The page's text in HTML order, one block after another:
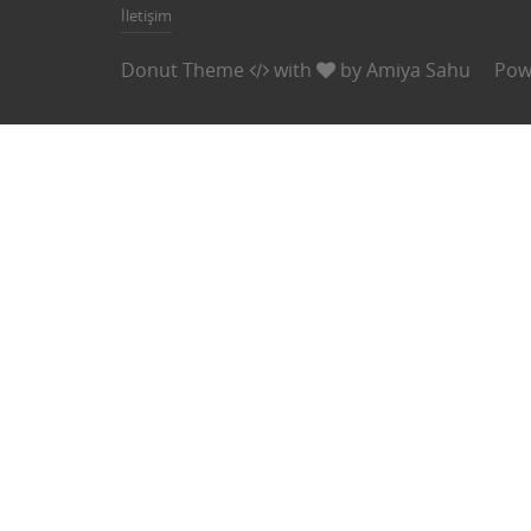
İletişim
Donut Theme with byAmiya Sahu